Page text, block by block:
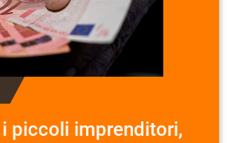
piccoli imprenditori,